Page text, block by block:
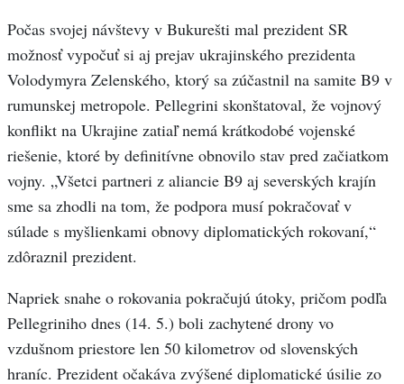
Počas svojej návštevy v Bukurešti mal prezident SR
možnosť vypočuť si aj prejav ukrajinského prezidenta
Volodymyra Zelenského, ktorý sa zúčastnil na samite B9 v
rumunskej metropole. Pellegrini skonštatoval, že vojnový
konflikt na Ukrajine zatiaľ nemá krátkodobé vojenské
riešenie, ktoré by definitívne obnovilo stav pred začiatkom
vojny. „Všetci partneri z aliancie B9 aj severských krajín
sme sa zhodli na tom, že podpora musí pokračovať v
súlade s myšlienkami obnovy diplomatických rokovaní,“
zdôraznil prezident.
Napriek snahe o rokovania pokračujú útoky, pričom podľa
Pellegriniho dnes (14. 5.) boli zachytené drony vo
vzdušnom priestore len 50 kilometrov od slovenských
hraníc. Prezident očakáva zvýšené diplomatické úsilie zo